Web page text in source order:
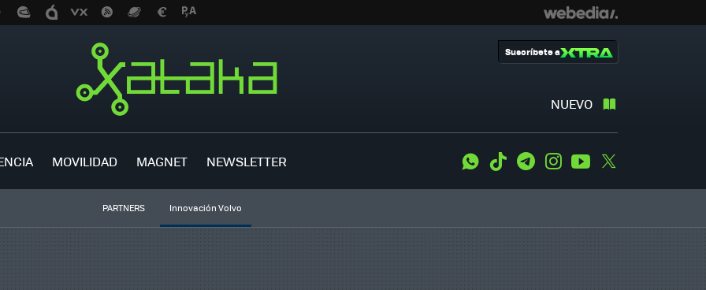
NUEVO
Suscríbete a
MOVILIDAD MAGNET NEWSLETTER WhatsApp
Tiktok TelegramInstagramYoutube
PARTNERS Innovación Volvo